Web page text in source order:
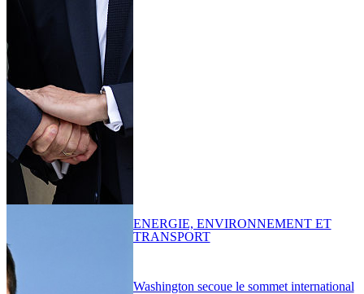
Washington secoue le sommet international
ENERGIE, ENVIRONNEMENT ET
TRANSPORT